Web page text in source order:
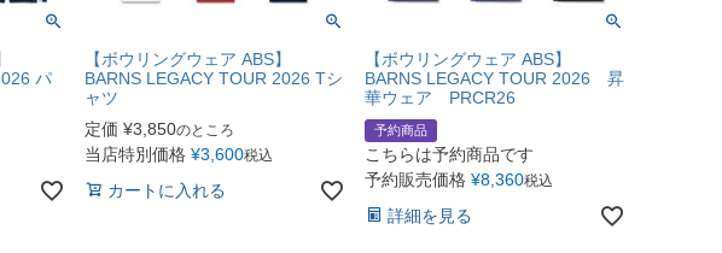
パ
【ボウリングウェア ABS】
BARNS LEGACY TOUR 2026 Tシ
ャツ
定価 ¥3,850のところ
当店特別価格 ¥3,600税込
カートに入れる
【ボウリングウェア ABS】
BARNS LEGACY TOUR 2026 昇
華ウェア PRCR26
予約商品
こちらは予約商品です
予約販売価格 ¥8,360税込
詳細を見る